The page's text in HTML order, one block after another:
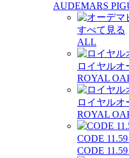
AUDEMARS
すべて見る
ALL
ロイヤルオ
ROYAL
ロイヤルオ
ROYAL
CODE
CODE